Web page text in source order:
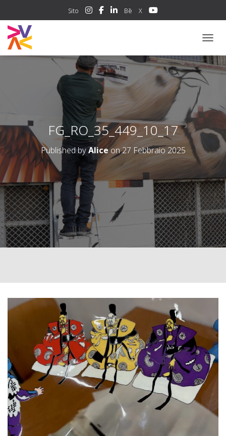
Sito Bē X
FG_RO_35_449_10_17
Published byAliceon27 Febbraio 2025